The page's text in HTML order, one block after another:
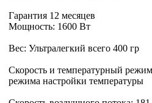
Гарантия 12 месяцев
Мощность: 1600 Вт
Вес: Ультралегкий всего 400 гр
Скорость и температурный
режима настройки температуры